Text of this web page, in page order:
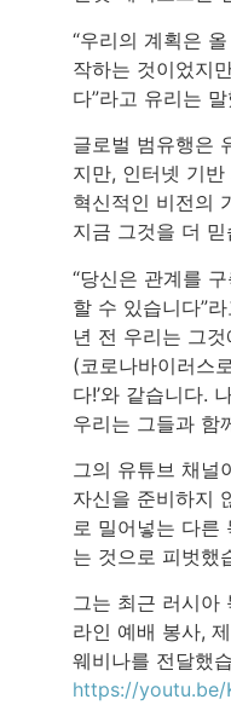
“우리의 계획은
작하는 것이었지
다”라고 유리는
글로벌 범유행은
지만, 인터넷 기
혁신적인 비전의
지금 그것을 더 믿
“당신은 관계를
할 수 있습니다”
년 전 우리는 그
(코로나바이러스
다!’와 같습니다.
우리는 그들과 함
그의 유튜브 채널
자신을 준비하지
로 밀어넣는 다른
는 것으로 피벗했
그는 최근 러시아
라인 예배 봉사,
웨비나를 전달했
https://youtu.be/